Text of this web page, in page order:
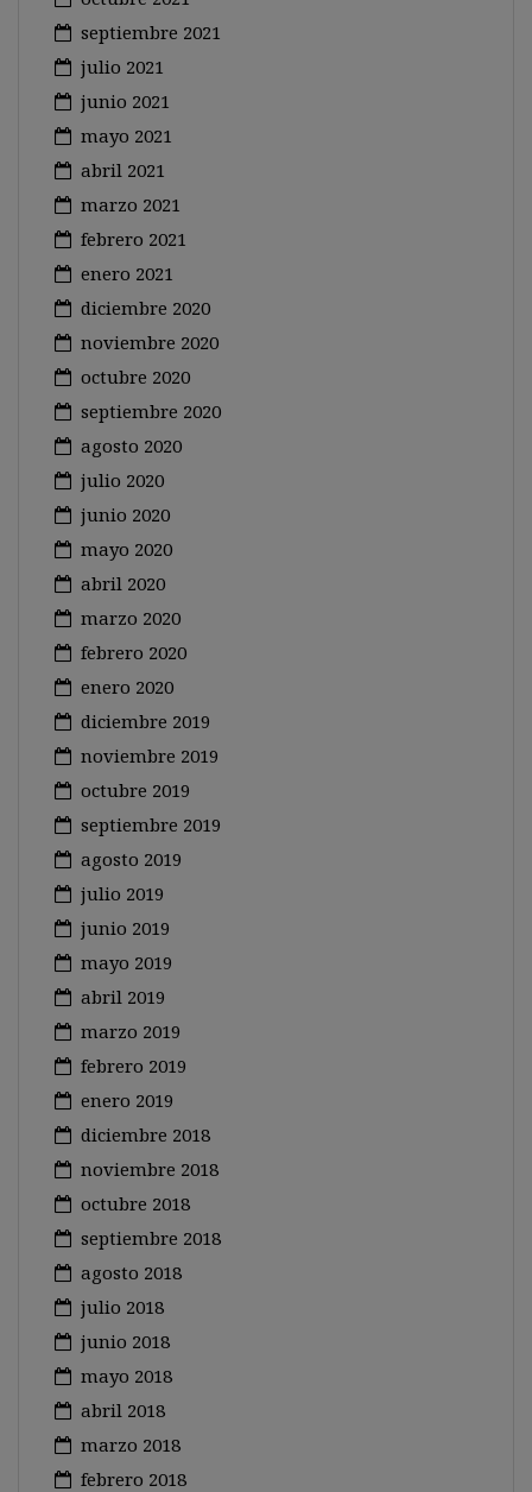
septiembre 2021
julio 2021
junio 2021
mayo 2021
abril 2021
marzo 2021
febrero 2021
enero 2021
diciembre 2020
noviembre 2020
octubre 2020
septiembre 2020
agosto 2020
julio 2020
junio 2020
mayo 2020
abril 2020
marzo 2020
febrero 2020
enero 2020
diciembre 2019
noviembre 2019
octubre 2019
septiembre 2019
agosto 2019
julio 2019
junio 2019
mayo 2019
abril 2019
marzo 2019
febrero 2019
enero 2019
diciembre 2018
noviembre 2018
octubre 2018
septiembre 2018
agosto 2018
julio 2018
junio 2018
mayo 2018
abril 2018
marzo 2018
febrero 2018